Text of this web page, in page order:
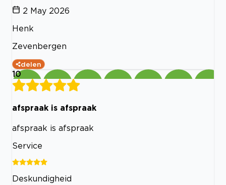
2 May 2026
Henk
Zevenbergen
delen
10
afspraak is afspraak
afspraak is afspraak
Service
Deskundigheid